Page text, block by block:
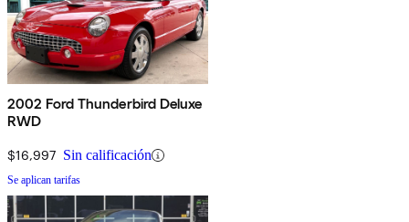
2002 Ford Thunderbird Deluxe
RWD
$16,997 Sin calificación
Se aplican tarifas